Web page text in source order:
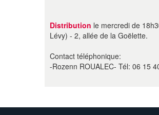
Distribution le mercredi de
Lévy) - 2, allée de la Goëlette.
Contact téléphonique:
-Rozenn ROUALEC- Tél: 06 15